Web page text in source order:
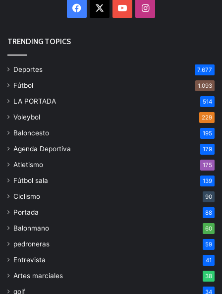
Facebook YouTubeInstagram
TRENDING TOPICS
Deportes 7.677
Fútbol 1.093
LA PORTADA 514
Voleybol 229
Baloncesto 195
Agenda Deportiva 179
Atletismo 175
Fútbol sala 139
Ciclismo 90
Portada 88
Balonmano 60
pedroneras 59
Entrevista 41
Artes marciales 38
golf 34